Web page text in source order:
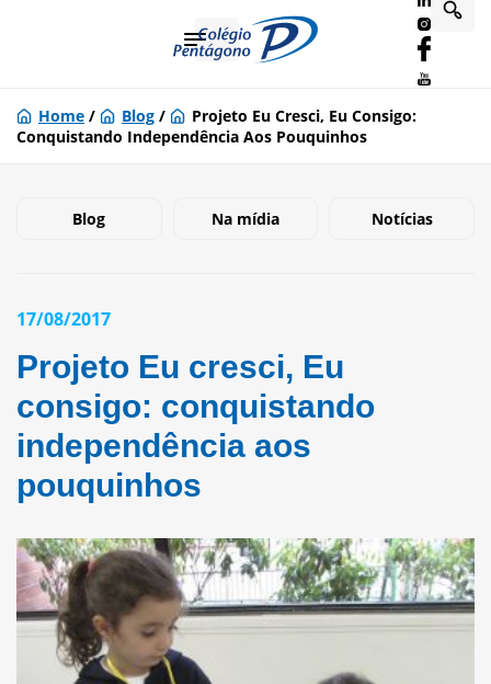
Home / Blog /
Projeto Eu Cresci, Eu Consigo:
Conquistando Independência Aos Pouquinhos
Blog Na mídia Notícias
17/08/2017
Projeto Eu cresci, Eu
consigo: conquistando
independência aos
pouquinhos